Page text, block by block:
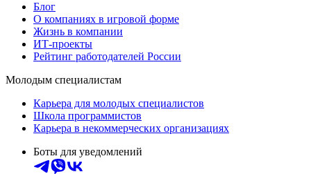
Блог
О компаниях в игровой форме
Жизнь в компании
ИТ-проекты
Рейтинг работодателей России
Молодым специалистам
Карьера для молодых специалистов
Школа программистов
Карьера в некоммерческих организациях
Боты для уведомлений